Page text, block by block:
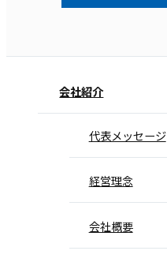
会社紹介
代表メッセージ
経営理念
会社概要